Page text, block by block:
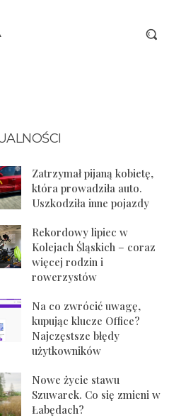
Zatrzymał pijaną kobietę,
która prowadziła auto.
Uszkodziła inne pojazdy
Rekordowy lipiec w
Kolejach Śląskich – coraz
więcej rodzin i
rowerzystów
Na co zwrócić uwagę,
kupując klucze Office?
Najczęstsze błędy
użytkowników
Nowe życie stawu
Szuwarek. Co się zmieni w
Łabędach?